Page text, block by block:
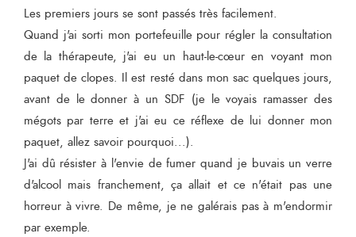
Les premiers jours se sont passés très facilement.
Quand j'ai sorti mon portefeuille pour régler la consultation
de la thérapeute, j'ai eu un haut-le-cœur en voyant mon
paquet de clopes. Il est resté dans mon sac quelques jours,
avant de le donner à un SDF (je le voyais ramasser des
mégots par terre et j'ai eu ce réflexe de lui donner mon
paquet, allez savoir pourquoi...).
J'ai dû résister à l'envie de fumer quand je buvais un verre
d'alcool mais franchement, ça allait et ce n'était pas une
horreur à vivre. De même, je ne galérais pas à m'endormir
par exemple.